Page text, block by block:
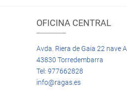
OFICINA CENTRAL
Avda. Riera de Gaia 22 nave A
43830 Torredembarra
Tel: 977662828
info@ragas.es